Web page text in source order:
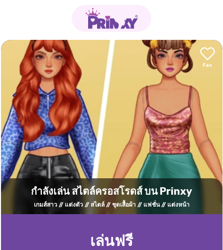
กำลังเล่น สไตล์ครอสโรดส์ บน Prinxy
เกมส์สาว แต่งตัว สไตล์ ชุดเสื้อผ้า แฟชั่น แต่งหน้า
เล่นฟรี